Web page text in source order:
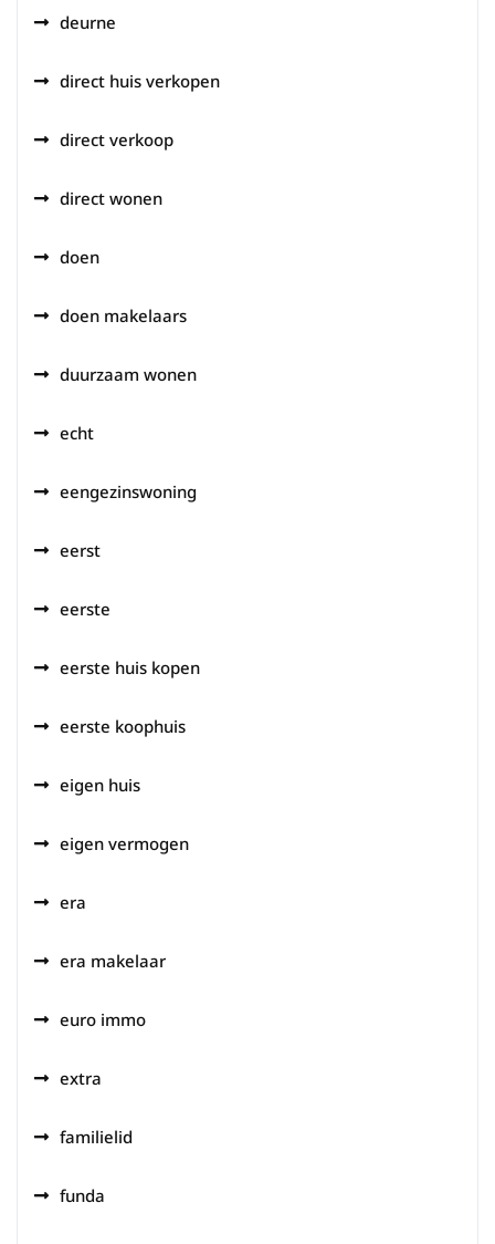
deurne
direct huis verkopen
direct verkoop
direct wonen
doen
doen makelaars
duurzaam wonen
echt
eengezinswoning
eerst
eerste
eerste huis kopen
eerste koophuis
eigen huis
eigen vermogen
era
era makelaar
euro immo
extra
familielid
funda